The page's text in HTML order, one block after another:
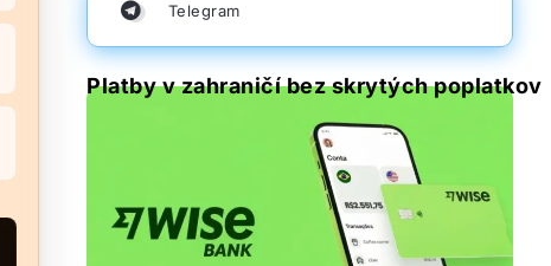
Telegram
Platby v zahraničí bez skrytých poplatkov